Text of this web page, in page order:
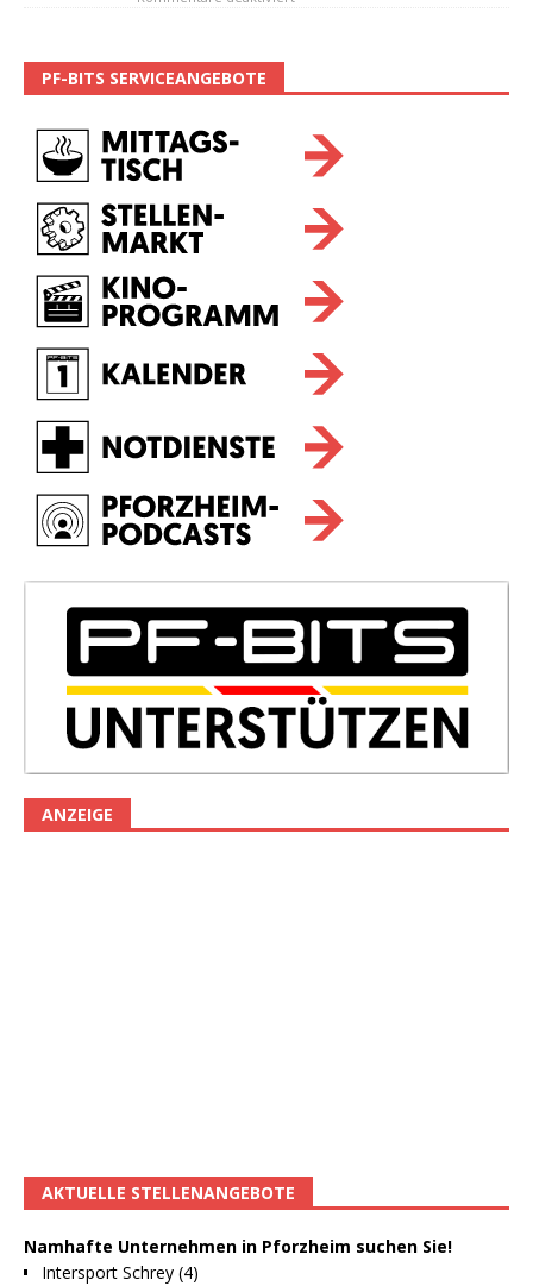
PF-BITS SERVICEANGEBOTE
ANZEIGE
AKTUELLE STELLENANGEBOTE
Namhafte Unternehmen in Pforzheim suchen Sie!
Intersport Schrey (4)